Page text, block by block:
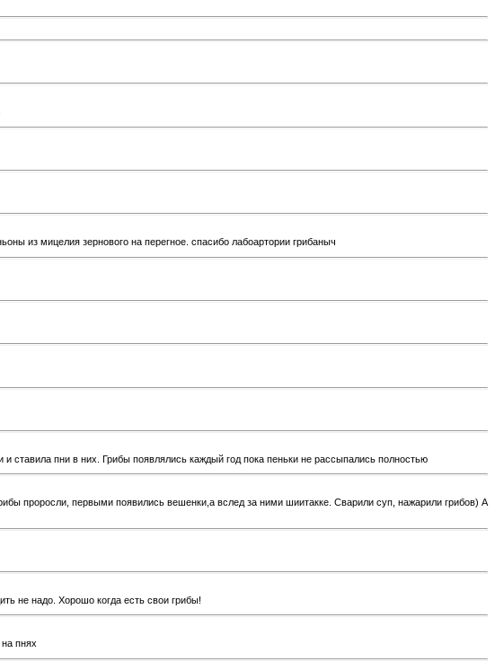
из мицелия зернового на перегное. спасибо лабоартории грибаныч
пни в них. Грибы появлялись каждый год пока пеньки не рассыпались полностью
проросли, первыми появились вешенки,а вслед за ними шиитакке. Сварили суп, нажарили грибов) А
не надо. Хорошо когда есть свои грибы!
пнях